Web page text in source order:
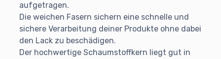
aufgetragen.
Die weichen Fasern sichern eine schnelle und
sichere Verarbeitung deiner Produkte ohne dabei
den Lack zu beschädigen.
Der hochwertige Schaumstoffkern liegt gut in